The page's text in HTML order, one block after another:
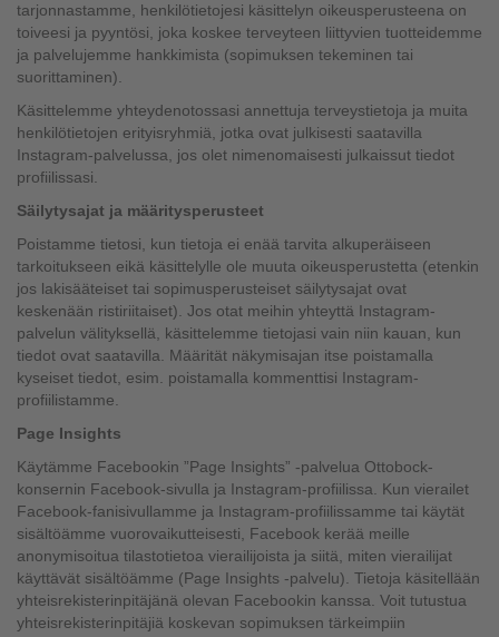
tarjonnastamme, henkilötietojesi käsittelyn oikeusperusteena on
toiveesi ja pyyntösi, joka koskee terveyteen liittyvien tuotteidemme
ja palvelujemme hankkimista (sopimuksen tekeminen tai
suorittaminen).
Käsittelemme yhteydenotossasi annettuja terveystietoja ja muita
henkilötietojen erityisryhmiä, jotka ovat julkisesti saatavilla
Instagram-palvelussa, jos olet nimenomaisesti julkaissut tiedot
profiilissasi.
Säilytysajat ja määritysperusteet
Poistamme tietosi, kun tietoja ei enää tarvita alkuperäiseen
tarkoitukseen eikä käsittelylle ole muuta oikeusperustetta (etenkin
jos lakisääteiset tai sopimusperusteiset säilytysajat ovat
keskenään ristiriitaiset). Jos otat meihin yhteyttä Instagram-
palvelun välityksellä, käsittelemme tietojasi vain niin kauan, kun
tiedot ovat saatavilla. Määrität näkymisajan itse poistamalla
kyseiset tiedot, esim. poistamalla kommenttisi Instagram-
profiilistamme.
Page Insights
Käytämme Facebookin ”Page Insights” -palvelua Ottobock-
konsernin Facebook-sivulla ja Instagram-profiilissa. Kun vierailet
Facebook-fanisivullamme ja Instagram-profiilissamme tai käytät
sisältöämme vuorovaikutteisesti, Facebook kerää meille
anonymisoitua tilastotietoa vierailijoista ja siitä, miten vierailijat
käyttävät sisältöämme (Page Insights -palvelu). Tietoja käsitellään
yhteisrekisterinpitäjänä olevan Facebookin kanssa. Voit tutustua
yhteisrekisterinpitäjiä koskevan sopimuksen tärkeimpiin